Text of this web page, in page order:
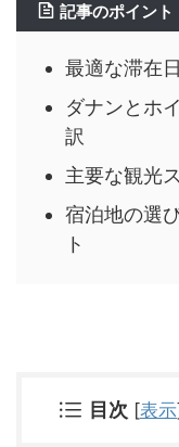
記事のポイント
最適な滞在
ダナンとホ
訳
主要な観光
宿泊地の選
ト
目次 [表示